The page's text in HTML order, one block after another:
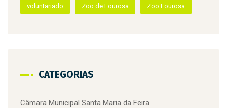
portugal quinta do castelo recrutamento
Troféu das Fogaceiras